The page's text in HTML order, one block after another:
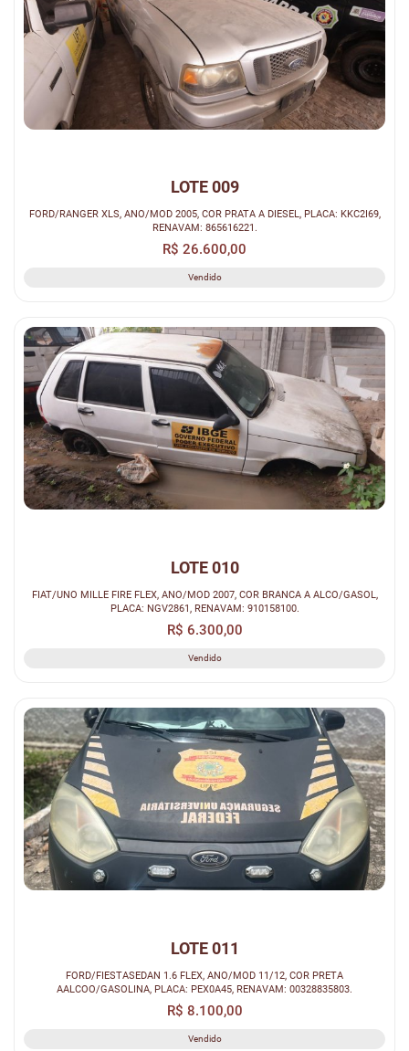
LOTE 009
FORD/RANGER XLS, ANO/MOD 2005, COR PRATA A DIESEL, PLACA: KKC2I69,
RENAVAM: 865616221.
R$ 26.600,00
Vendido
LOTE 010
FIAT/UNO MILLE FIRE FLEX, ANO/MOD 2007, COR BRANCA A ALCO/GASOL,
PLACA: NGV2861, RENAVAM: 910158100.
R$ 6.300,00
Vendido
LOTE 011
FORD/FIESTASEDAN 1.6 FLEX, ANO/MOD 11/12, COR PRETA
AALCOO/GASOLINA, PLACA: PEX0A45, RENAVAM: 00328835803.
R$ 8.100,00
Vendido